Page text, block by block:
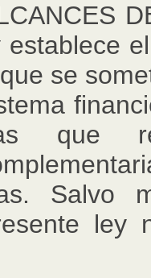
se
que
Salvo
ley